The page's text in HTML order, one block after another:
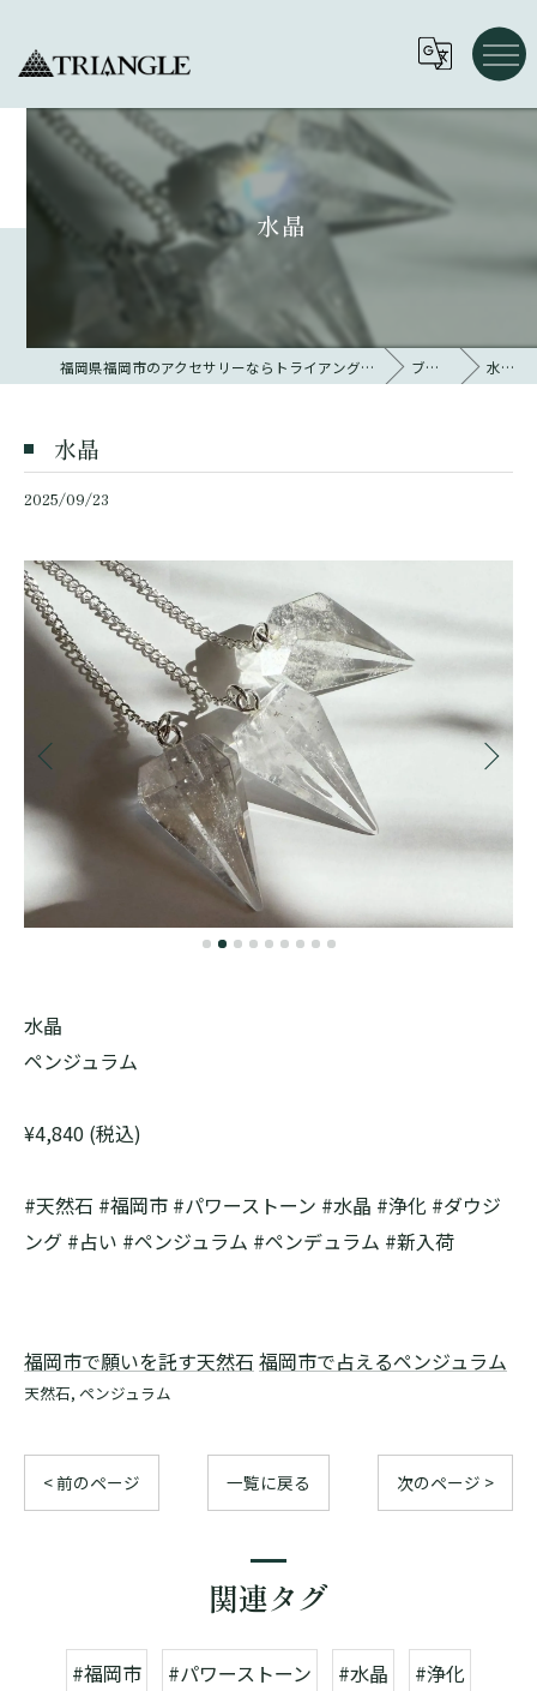
水晶
福岡県福岡市のアクセサリーならトライアングル 大名 ブログ 水晶
水晶
2025/09/23
水晶
ペンジュラム
¥4,840 (税込)
#天然石 #福岡市 #パワーストーン #水晶 #浄化 #ダウジ
ング #占い #ペンジュラム #ペンデュラム #新入荷
福岡市で願いを託す天然石 福岡市で占えるペンジュラム
天然石 ペンジュラム
< 前のページ 一覧に戻る 次のページ >
関連タグ
#福岡市 #パワーストーン #水晶
#浄化